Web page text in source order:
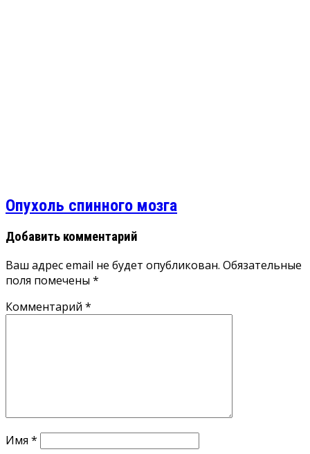
Опухоль спинного мозга
Добавить комментарий
Ваш адрес email не будет опубликован. Обязательные
поля помечены *
Комментарий *
Имя *